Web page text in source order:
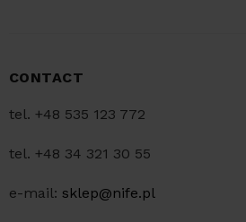
CONTACT
tel. +48 535 123 772
tel. +48 34 321 30 55
e-mail: sklep@nife.pl